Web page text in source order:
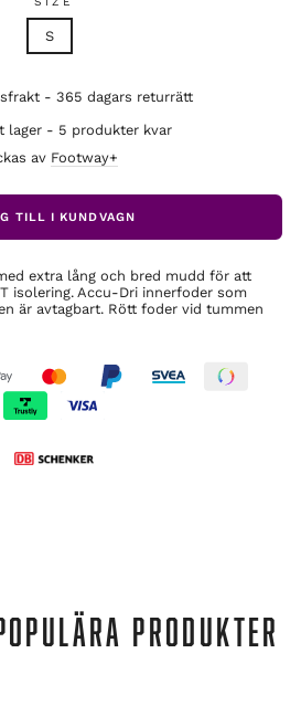
S
- 365 dagars returrätt
lager - 5 produkter kvar
av Footway+
TILL I KUNDVAGN
extra lång och bred mudd för att
isolering. Accu-Dri innerfoder som
är avtagbart. Rött foder vid tummen
PRODUKTER